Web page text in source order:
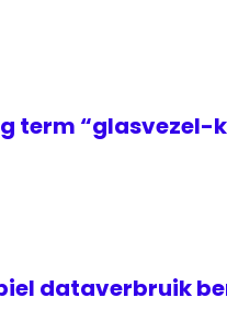
term “glasvezel-
dataverbruik